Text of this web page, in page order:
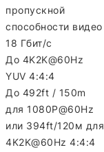
пропускной
способности видео
18 Гбит/с
До 4K2K@60Hz
YUV 4:4:4
До 492ft / 150m
для 1080P@60Hz
или 394ft/120м для
4K2K@60Hz 4:4:4